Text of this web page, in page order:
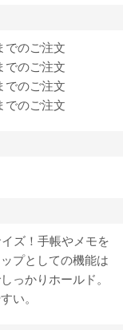
でのご注文
でのご注文
でのご注文
でのご注文
ズ！手帳やメモを
プとしての機能は
っかりホールド。
い。